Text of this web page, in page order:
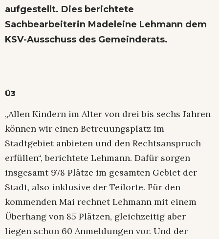
aufgestellt. Dies berichtete
Sachbearbeiterin Madeleine Lehmann dem
KSV-Ausschuss des Gemeinderats.
Ü3
„Allen Kindern im Alter von drei bis sechs Jahren
können wir einen Betreuungsplatz im
Stadtgebiet anbieten und den Rechtsanspruch
erfüllen“, berichtete Lehmann. Dafür sorgen
insgesamt 978 Plätze im gesamten Gebiet der
Stadt, also inklusive der Teilorte. Für den
kommenden Mai rechnet Lehmann mit einem
Überhang von 85 Plätzen, gleichzeitig aber
liegen schon 60 Anmeldungen vor. Und der